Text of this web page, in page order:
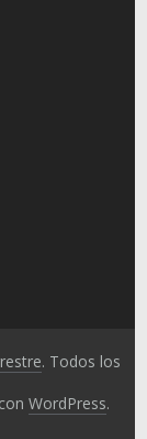
. Todos los
WordPress.